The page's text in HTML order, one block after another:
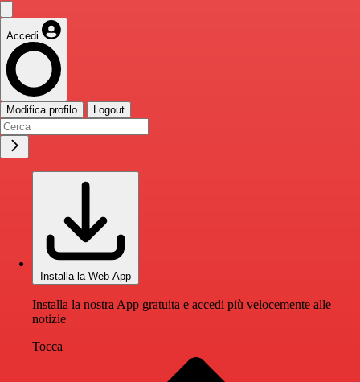
Accedi
Modifica profilo Logout
Installa la Web App
Installa la nostra App gratuita e accedi più velocemente alle
notizie
Tocca